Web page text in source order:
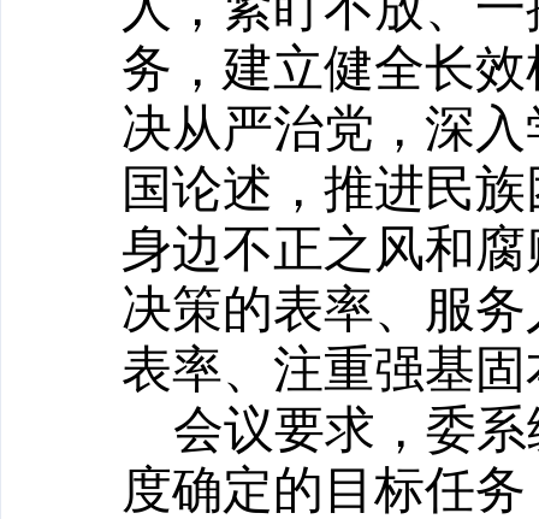
务，建立健全长
决从严治党 ， 深入
国论述 ，推进民
身边不正之风和
决策的表率、服
表率、注重强基
会议要求，委
度确定的目标任